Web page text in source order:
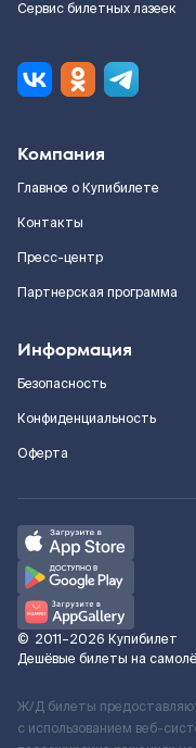
Сервис билетных лазеек
Компания
Главное о Купибилете
Контакты
Пресс-центр
Партнерская программа
Информация
Безопасность
Конфиденциальность
Оферта
© 2011–2026 Купибилет
Дешёвые билеты на
Ж/Д билеты
с использованием веб-